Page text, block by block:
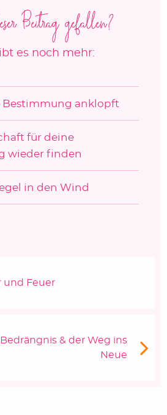
Beitrag gefallen?
es noch mehr:
Bestimmung anklopft
für deine
wieder finden
in den Wind
und Feuer
& der Weg ins
Neue